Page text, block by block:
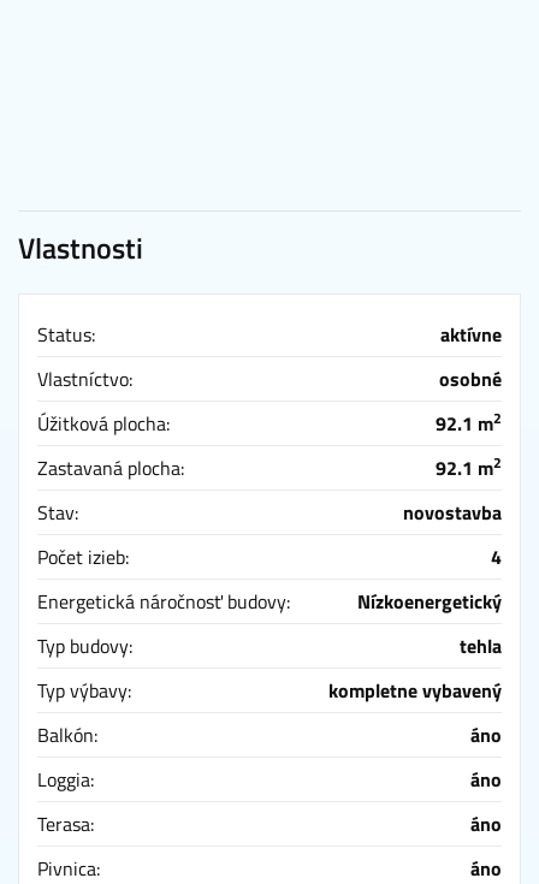
Vlastnosti
Status:
aktívne
Vlastníctvo:
osobné
Úžitková plocha:
92.1 m2
Zastavaná plocha: 92.1 m2
Stav:
novostavba
Počet izieb:
4
Energetická náročnosť budovy:
Nízkoenergetický
Typ budovy:
tehla
Typ výbavy:
kompletne vybavený
Balkón:
áno
Loggia:
áno
Terasa:
áno
Pivnica:
áno